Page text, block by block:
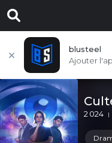
blusteel
Ajouter
2 024